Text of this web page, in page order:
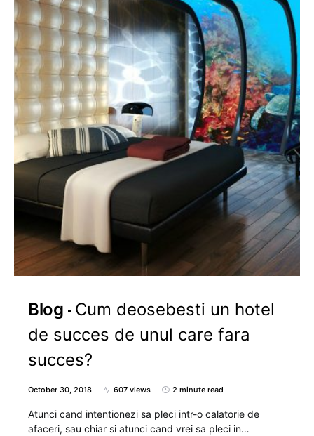
Blog
Cum deosebesti un hotel
de succes de unul care fara
succes?
October 30, 2018 607 views 2 minute read
Atunci cand intentionezi sa pleci intr-o calatorie de
afaceri, sau chiar si atunci cand vrei sa pleci in…